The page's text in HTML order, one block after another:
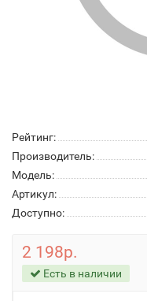
Рейтинг:
Производитель:
Модель:
Артикул:
Доступно:
2 198р.
Есть в наличии